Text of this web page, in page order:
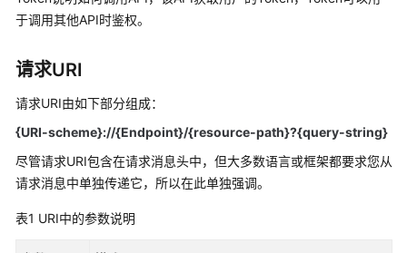
计
说
快
入
门
于调用其他API时鉴权。
请求URI
请求URI由如下部分组成：
{URI-scheme}://{Endpoint}/{resource-path}?{query-string}
尽管请求URI包含在请求消息头中，但大多数语言或框架都要求您从
请求消息中单独传递它，所以在此单独强调。
表1 URI中的参数说明